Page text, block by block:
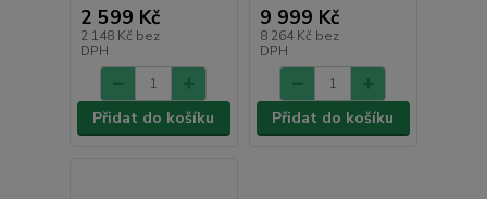
2 599 Kč
2 148 Kč bez
DPH
Přidat do košíku
9 999 Kč
8 264 Kč bez
DPH
Přidat do košíku